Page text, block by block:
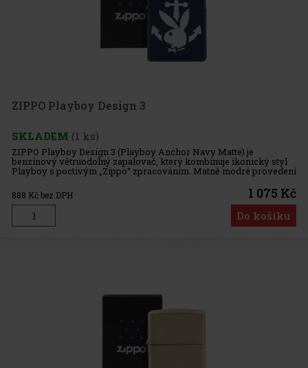
ZIPPO Playboy Design 3
SKLADEM (1 ks)
ZIPPO Playboy Design 3 (Playboy Anchor Navy Matte) je
benzínový větruodolný zapalovač, který kombinuje ikonický styl
Playboy s poctivým „Zippo“ zpracováním. Matně modré provedení
Navy Matte™ doplňuje bílý motiv kotvy a legendární Playboy logo,
díky č
888 Kč bez DPH 1 075 Kč
Do košíku